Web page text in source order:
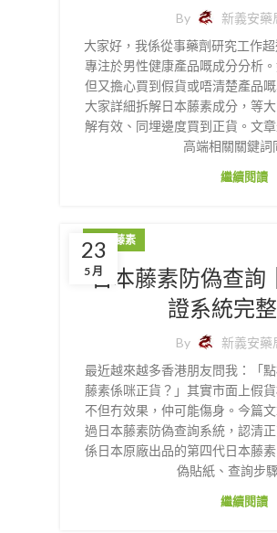
By
新義安藥
大家好，我係從事藥劑研究工作
專注於男性健康產品嘅成分分析
但又擔心買到假貨或唔清楚產品
大家詳細拆解日本藤素成分，等
解有效、同埋邊度買到正貨。文
高端相關關鍵詞
繼續閱讀
23
5 月
日本藤素
日本藤素防偽查詢
證系統完
By
新義安藥
最近越來越多香港朋友問我：「
藤素係咪正貨？」其實市面上假
不但冇效果，仲可能傷身。今篇
過日本藤素防偽查詢系統，認清
係日本原廠出品的第四代日本藤
偽貼紙、查詢步
繼續閱讀